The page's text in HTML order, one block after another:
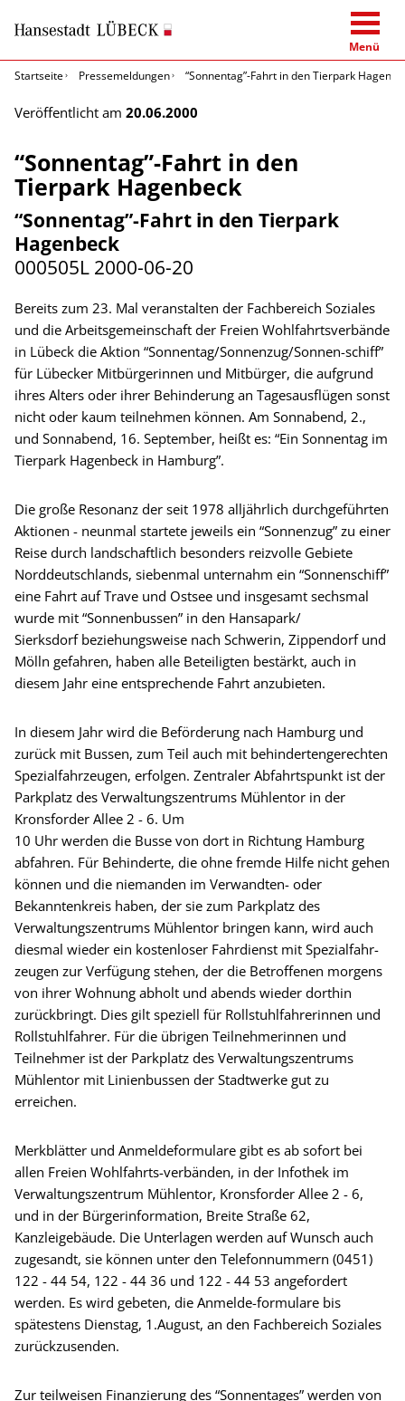
Menü
Startseite
Pressemeldungen “Sonnentag”-Fahrt in den Tierpark
Veröffentlicht am 20.06.2000
“Sonnentag”-Fahrt in den
Tierpark Hagenbeck
“Sonnentag”-Fahrt in den Tierpark
Hagenbeck
000505L 2000-06-20
Bereits zum 23. Mal veranstalten der Fachbereich Soziales
und die Arbeitsgemeinschaft der Freien Wohlfahrtsverbände
in Lübeck die Aktion “Sonnentag/Sonnenzug/Sonnen-schiff”
für Lübecker Mitbürgerinnen und Mitbürger, die aufgrund
ihres Alters oder ihrer Behinderung an Tagesausflügen sonst
nicht oder kaum teilnehmen können. Am Sonnabend, 2.,
und Sonnabend, 16. September, heißt es: “Ein Sonnentag im
Tierpark Hagenbeck in Hamburg”.
Die große Resonanz der seit 1978 alljährlich durchgeführten
Aktionen - neunmal startete jeweils ein “Sonnenzug” zu einer
Reise durch landschaftlich besonders reizvolle Gebiete
Norddeutschlands, siebenmal unternahm ein “Sonnenschiff”
eine Fahrt auf Trave und Ostsee und insgesamt sechsmal
wurde mit “Sonnenbussen” in den Hansapark/
Sierksdorf beziehungsweise nach Schwerin, Zippendorf und
Mölln gefahren, haben alle Beteiligten bestärkt, auch in
diesem Jahr eine entsprechende Fahrt anzubieten.
In diesem Jahr wird die Beförderung nach Hamburg und
zurück mit Bussen, zum Teil auch mit behindertengerechten
Spezialfahrzeugen, erfolgen. Zentraler Abfahrtspunkt ist der
Parkplatz des Verwaltungszentrums Mühlentor in der
Kronsforder Allee 2 - 6. Um
10 Uhr werden die Busse von dort in Richtung Hamburg
abfahren. Für Behinderte, die ohne fremde Hilfe nicht gehen
können und die niemanden im Verwandten- oder
Bekanntenkreis haben, der sie zum Parkplatz des
Verwaltungszentrums Mühlentor bringen kann, wird auch
diesmal wieder ein kostenloser Fahrdienst mit Spezialfahr-
zeugen zur Verfügung stehen, der die Betroffenen morgens
von ihrer Wohnung abholt und abends wieder dorthin
zurückbringt. Dies gilt speziell für Rollstuhlfahrerinnen und
Rollstuhlfahrer. Für die übrigen Teilnehmerinnen und
Teilnehmer ist der Parkplatz des Verwaltungszentrums
Mühlentor mit Linienbussen der Stadtwerke gut zu
erreichen.
Merkblätter und Anmeldeformulare gibt es ab sofort bei
allen Freien Wohlfahrts-verbänden, in der Infothek im
Verwaltungszentrum Mühlentor, Kronsforder Allee 2 - 6,
und in der Bürgerinformation, Breite Straße 62,
Kanzleigebäude. Die Unterlagen werden auf Wunsch auch
zugesandt, sie können unter den Telefonnummern (0451)
122 - 44 54, 122 - 44 36 und 122 - 44 53 angefordert
werden. Es wird gebeten, die Anmelde-formulare bis
spätestens Dienstag, 1.August, an den Fachbereich Soziales
zurückzusenden.
Zur teilweisen Finanzierung des “Sonnentages” werden von